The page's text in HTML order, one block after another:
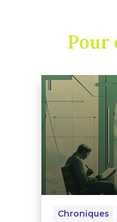
Pour
Chroniques